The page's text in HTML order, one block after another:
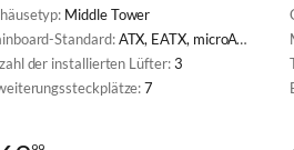
Middle Tower
Standard:ATX, EATX, microATX, Mini-ITX
der installierten Lüfter:3
7